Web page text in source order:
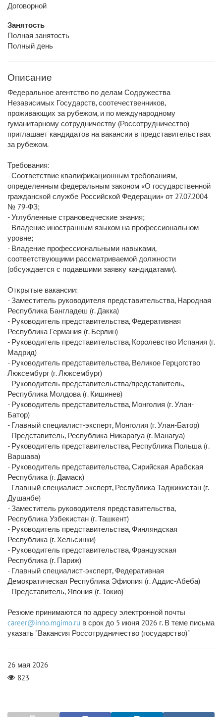
Договорной
Занятость
Полная занятость
Полный день
Описание
Федеральное агентство по делам Содружества
Независимых Государств, соотечественников,
проживающих за рубежом, и по международному
гуманитарному сотрудничеству (Россотрудничество)
приглашает кандидатов на вакансии в представительствах
за рубежом.
Требования:
- Соответствие квалификационным требованиям,
определенным федеральным законом «О государственной
гражданской службе Российской Федерации» от 27.07.2004
№ 79-ФЗ;
- Углубленные страноведческие знания;
- Владение иностранным языком на профессиональном
уровне;
- Владение профессиональными навыками,
соответствующими рассматриваемой должности
(обсуждается с подавшими заявку кандидатами).
Открытые вакансии:
- Заместитель руководителя представительства, Народная
Республика Бангладеш (г. Дакка)
- Руководитель представительства, Федеративная
Республика Германия (г. Берлин)
- Руководитель представительства, Королевство Испания (г.
Мадрид)
- Руководитель представительства, Великое Герцогство
Люксембург (г. Люксембург)
- Руководитель представительства/представитель,
Республика Молдова (г. Кишинев)
- Руководитель представительства, Монголия (г. Улан-
Батор)
- Главный специалист-эксперт, Монголия (г. Улан-Батор)
- Представитель, Республика Никарагуа (г. Манагуа)
- Руководитель представительства, Республика Польша (г.
Варшава)
- Руководитель представительства, Сирийская Арабская
Республика (г. Дамаск)
- Главный специалист-эксперт, Республика Таджикистан (г.
Душанбе)
- Заместитель руководителя представительства,
Республика Узбекистан (г. Ташкент)
- Руководитель представительства, Финляндская
Республика (г. Хельсинки)
- Руководитель представительства, Французская
Республика (г. Париж)
- Главный специалист-эксперт, Федеративная
Демократическая Республика Эфиопия (г. Аддис-Абеба)
- Представитель, Япония (г. Токио)
Резюме принимаются по адресу электронной почты
career@inno.mgimo.ru в срок до 5 июня 2026 г. В теме письма
указать "Вакансия Россотрудничество (государство)"
26 мая 2026
823